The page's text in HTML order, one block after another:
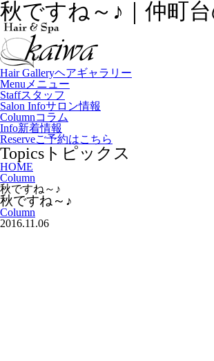
秋ですね～♪｜仲町
Hair Galleryヘアギャラリー
Menu メニュー
Staffスタッフ
Salon Infoサロン情報
Columnコラム
Info新着情報
Reserveご予約はこちら
Topics トピックス
HOME
Column
秋ですね～♪
秋ですね～♪
Column
2016.11.06